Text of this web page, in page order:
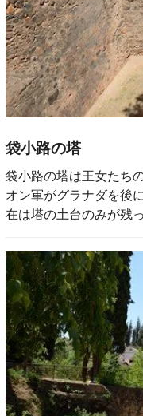
袋小路の塔
袋小路の塔は王女たち
オン軍がグラナダを後
在は塔の土台のみが残